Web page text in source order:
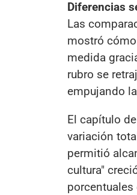
Diferencias
Las
mostró
medida
rubro se
empujando
El capítulo de
variación
permitió
cultura"